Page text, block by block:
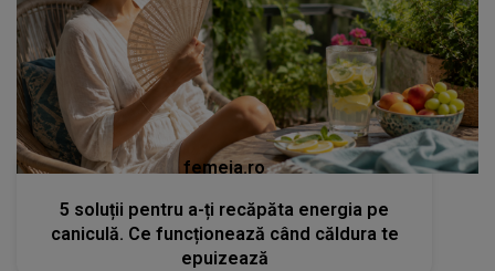
femeia.ro
5 soluții pentru a-ți recăpăta energia pe
caniculă. Ce funcționează când căldura te
epuizează